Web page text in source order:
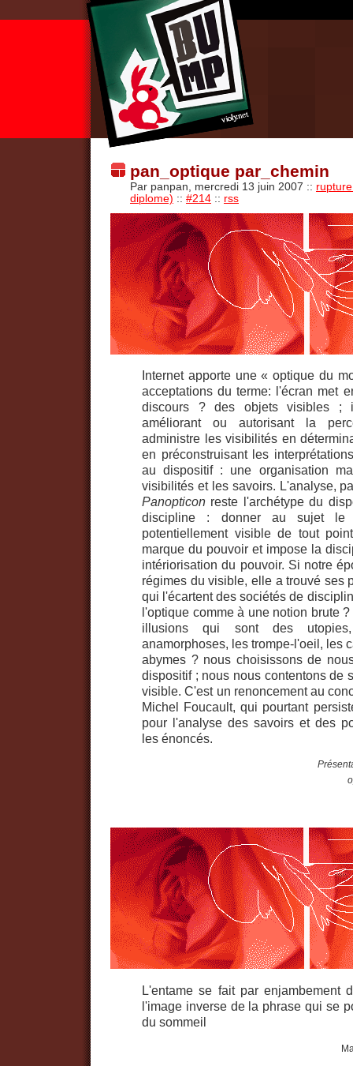
pan_optique par_chemin
Par panpan, mercredi 13 juin 2007 ::
diplome) :: #214 :: rss
Internet apporte une « optique du
acceptations du terme: l'écran met
discours ? des objets visibles ;
améliorant ou autorisant la
administre les visibilités en
en préconstruisant les
au dispositif : une organisation
visibilités et les savoirs. L'analyse,
Panopticon reste l'archétype du
discipline : donner au sujet le
potentiellement visible de tout
marque du pouvoir et impose la
intériorisation du pouvoir. Si notre
régimes du visible, elle a trouvé ses
qui l'écartent des sociétés de
l'optique comme à une notion brute
illusions qui sont des
anamorphoses, les trompe-l'oeil, les
abymes ? nous choisissons de
dispositif ; nous nous contentons de
visible. C'est un renoncement au
Michel Foucault, qui pourtant
pour l'analyse des savoirs et des
les énoncés.
L'entame se fait par enjambement
l'image inverse de la phrase qui se
du sommeil